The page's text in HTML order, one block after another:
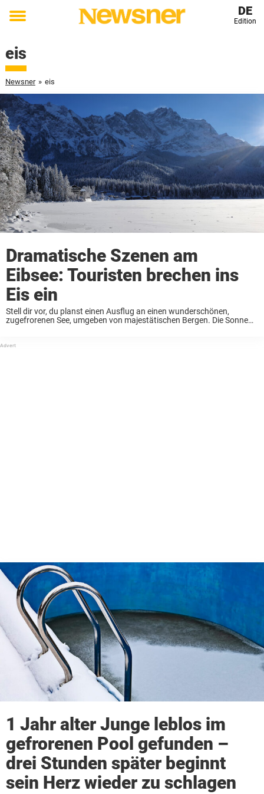
Toggle
DE
Edition
eis
Newsner » eis
Dramatische Szenen am
Eibsee: Touristen brechen ins
Eis ein
Stell dir vor, du planst einen Ausflug an einen wunderschönen,
zugefrorenen See, umgeben von majestätischen Bergen. Die Sonne
1 Jahr alter Junge leblos im
gefrorenen Pool gefunden –
drei Stunden später beginnt
sein Herz wieder zu schlagen